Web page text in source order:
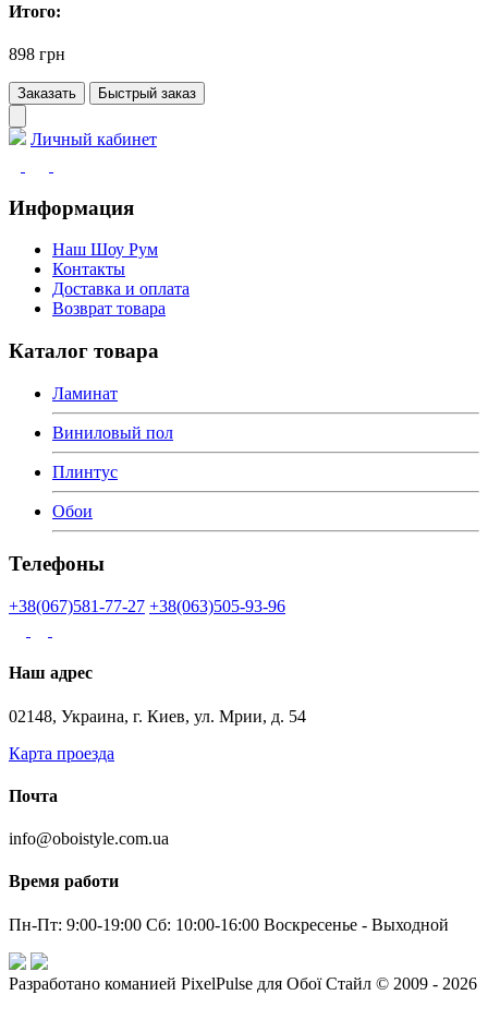
Итого:
898 грн
Заказать Быстрый заказ
Личный кабинет
Информация
Наш Шоу Рум
Контакты
Доставка и оплата
Возврат товара
Каталог товара
Ламинат
Виниловый пол
Плинтус
Обои
Телефоны
+38(067)581-77-27 +38(063)505-93-96
Наш адрес
02148, Украина, г. Киев, ул. Мрии, д. 54
Карта проезда
Почта
info@oboistyle.com.ua
Время работи
Пн-Пт: 9:00-19:00 Сб: 10:00-16:00 Воскресенье - Выходной
Разработано команией PixelPulse для Обої Стайл © 2009 - 2026